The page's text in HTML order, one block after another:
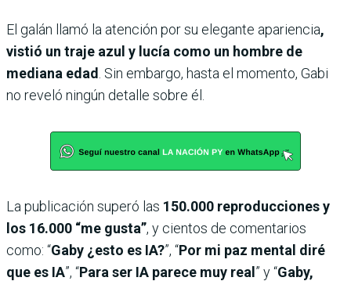
El galán llamó la atención por su elegante apariencia,
vistió un traje azul y lucía como un hombre de
mediana edad . Sin embargo, hasta el momento, Gabi
no reveló ningún detalle sobre él.
La publicación superó las 150.000 reproducciones y
los 16.000 “me gusta”, y cientos de comentarios
como: “Gaby ¿esto es IA?”, “Por mi paz mental diré
que es IA”, “Para ser IA parece muy real ” y “Gaby,